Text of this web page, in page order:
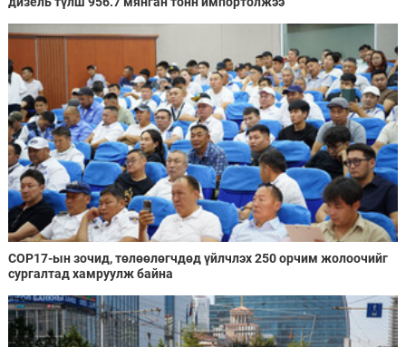
COP17-ын зочид, төлөөлөгчдөд үйлчлэх 250 орчим жолоочийг
сургалтад хамруулж байна